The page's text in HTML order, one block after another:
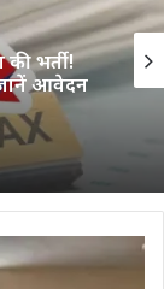
भर्ती!
आवेदन